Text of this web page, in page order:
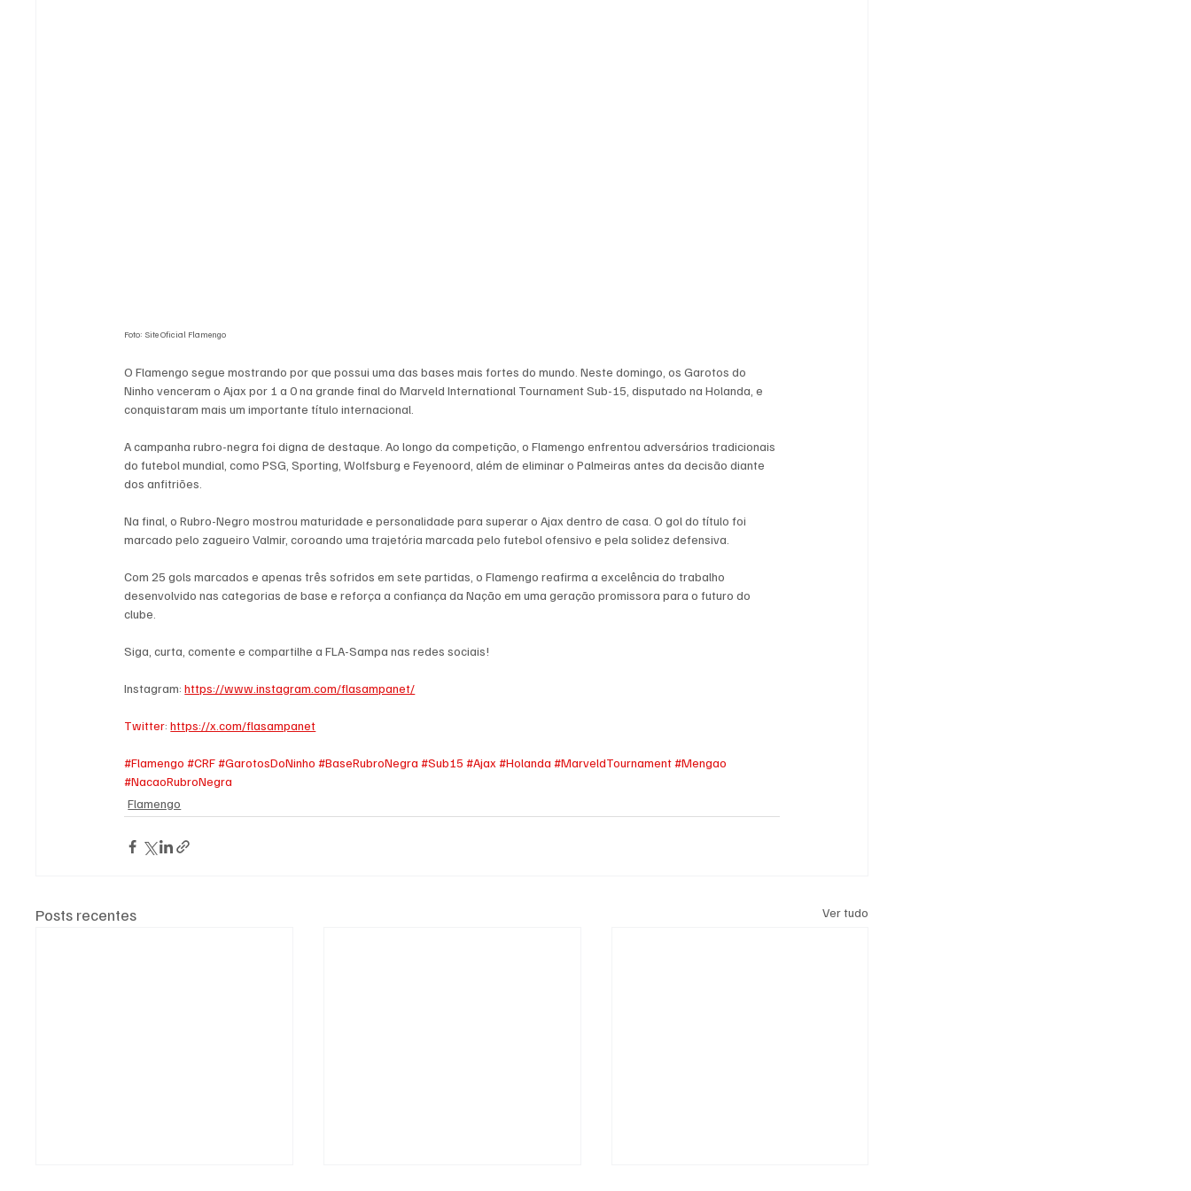
Foto: Site Oficial Flamengo
O Flamengo segue mostrando por que possui uma das bases mais fortes do mundo. Neste domingo, os Garotos do
Ninho venceram o Ajax por 1 a 0 na grande final do Marveld International Tournament Sub-15, disputado na Holanda, e
conquistaram mais um importante título internacional.
A campanha rubro-negra foi digna de destaque. Ao longo da competição, o Flamengo enfrentou adversários tradicionais
do futebol mundial, como PSG, Sporting, Wolfsburg e Feyenoord, além de eliminar o Palmeiras antes da decisão diante
dos anfitriões.
Na final, o Rubro-Negro mostrou maturidade e personalidade para superar o Ajax dentro de casa. O gol do título foi
marcado pelo zagueiro Valmir, coroando uma trajetória marcada pelo futebol ofensivo e pela solidez defensiva.
Com 25 gols marcados e apenas três sofridos em sete partidas, o Flamengo reafirma a excelência do trabalho
desenvolvido nas categorias de base e reforça a confiança da Nação em uma geração promissora para o futuro do
clube.
Siga, curta, comente e compartilhe a FLA-Sampa nas redes sociais!
Instagram: https://www.instagram.com/flasampanet/
Twitter: https://x.com/flasampanet
#Flamengo #CRF#GarotosDoNinho #BaseRubroNegra #Sub15 #Ajax #Holanda #MarveldTournament#Mengao
#NacaoRubroNegra
Flamengo
Posts recentes Ver tudo